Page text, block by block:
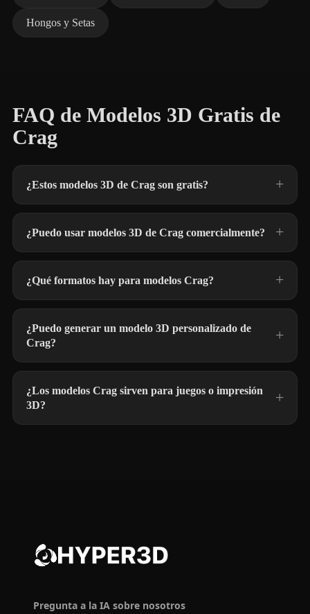
Hongos y Setas
FAQ de Modelos 3D Gratis de
Crag
¿Estos modelos 3D de Crag son gratis?
¿Puedo usar modelos 3D de Crag comercialmente?
¿Qué formatos hay para modelos Crag?
¿Puedo generar un modelo 3D personalizado de
Crag?
¿Los modelos Crag sirven para juegos o impresión
3D?
Pregunta a la IA sobre nosotros